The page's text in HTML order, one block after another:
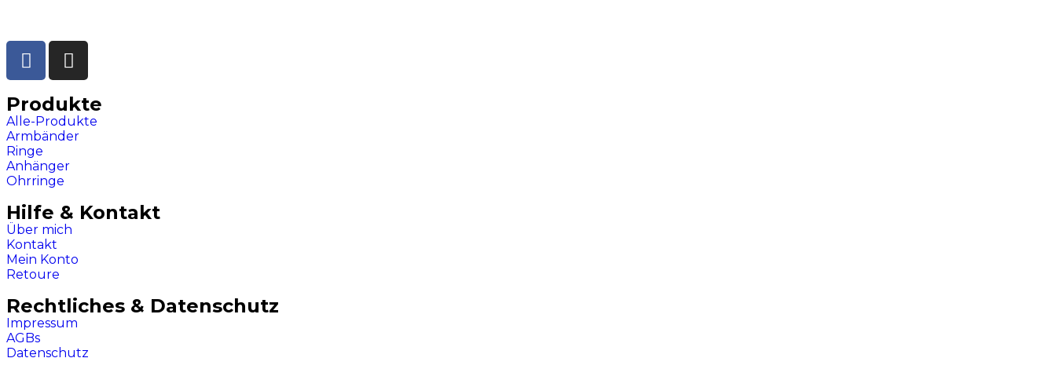
Produkte
Alle-Produkte
Armbänder
Ringe
Anhänger
Ohrringe
Hilfe & Kontakt
Über mich
Kontakt
Mein Konto
Retoure
Rechtliches & Datenschutz
Impressum
AGBs
Datenschutz